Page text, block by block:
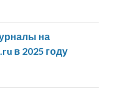
на
в 2025 году